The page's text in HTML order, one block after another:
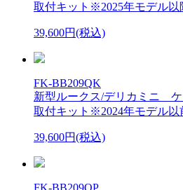
取付キット※2025年モデル以
39,600円(税込)
FK-BB209QK
新型ルークス/デリカミニ ケ
取付キット※2024年モデル以
39,600円(税込)